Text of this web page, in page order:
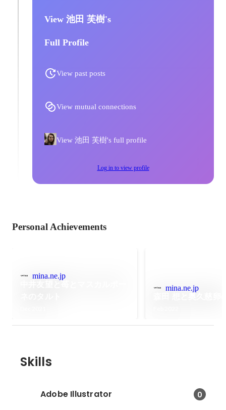
View 池田 芙樹's
Full Profile
View past posts
View mutual connections
View 池田 芙樹's full profile
Log in to view profile
Personal Achievements
mina.ne.jp
mina.ne.jp
Skills
Adobe Illustrator 0